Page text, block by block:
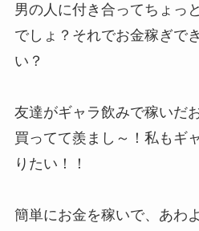
男の人に付き合ってちょっ
でしょ？それでお金稼ぎで
い？
友達がギャラ飲みで稼いだ
買ってて羨まし～！私もギ
りたい！！
簡単にお金を稼いで、あわ